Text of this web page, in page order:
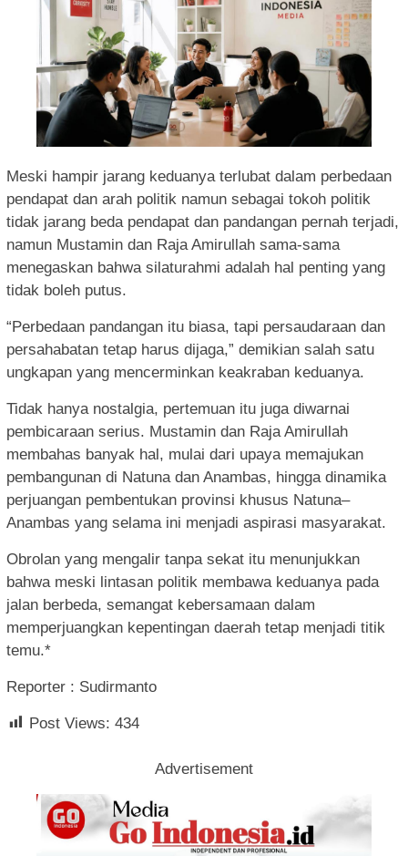
Meski hampir jarang keduanya terlubat dalam perbedaan
pendapat dan arah politik namun sebagai tokoh politik
tidak jarang beda pendapat dan pandangan pernah terjadi,
namun Mustamin dan Raja Amirullah sama-sama
menegaskan bahwa silaturahmi adalah hal penting yang
tidak boleh putus.
“Perbedaan pandangan itu biasa, tapi persaudaraan dan
persahabatan tetap harus dijaga,” demikian salah satu
ungkapan yang mencerminkan keakraban keduanya.
Tidak hanya nostalgia, pertemuan itu juga diwarnai
pembicaraan serius. Mustamin dan Raja Amirullah
membahas banyak hal, mulai dari upaya memajukan
pembangunan di Natuna dan Anambas, hingga dinamika
perjuangan pembentukan provinsi khusus Natuna–
Anambas yang selama ini menjadi aspirasi masyarakat.
Obrolan yang mengalir tanpa sekat itu menunjukkan
bahwa meski lintasan politik membawa keduanya pada
jalan berbeda, semangat kebersamaan dalam
memperjuangkan kepentingan daerah tetap menjadi titik
temu.*
Reporter : Sudirmanto
Post Views: 434
Advertisement